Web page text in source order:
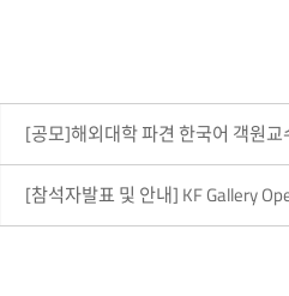
[공모]해외대학 파견 한국어 객원교
[참석자발표 및 안내] KF Gallery